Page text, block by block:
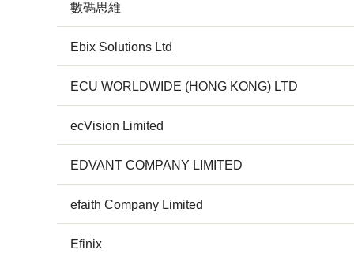
數碼思維
Ebix Solutions Ltd
ECU WORLDWIDE (HONG KONG) LTD
ecVision Limited
EDVANT COMPANY LIMITED
efaith Company Limited
Efinix